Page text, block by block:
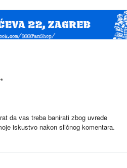
da vas treba banirati zbog uvrede
iskustvo nakon sličnog komentara.